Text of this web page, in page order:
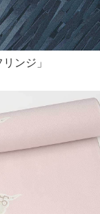
ンジ」